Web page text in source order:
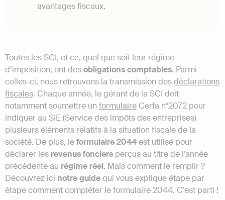
avantages fiscaux.
Toutes les SCI, et ce, quel que soit leur régime
d’imposition, ont desobligations comptables. Parmi
celles-ci, nous retrouvons la transmission desdéclarations
fiscales. Chaque année, le gérant de la SCI doit
notamment soumettre un formulaire Cerfa n°2072 pour
indiquer au SIE (Service des impôts des entreprises)
plusieurs éléments relatifs à la situation fiscale de la
société. De plus, leformulaire 2044est utilisé pour
déclarer les revenus fonciers perçus au titre de l’année
précédente au régime réel. Mais comment le remplir ?
Découvrez ici notre guidequi vous explique étape par
étape comment compléter le formulaire 2044. C’est parti !